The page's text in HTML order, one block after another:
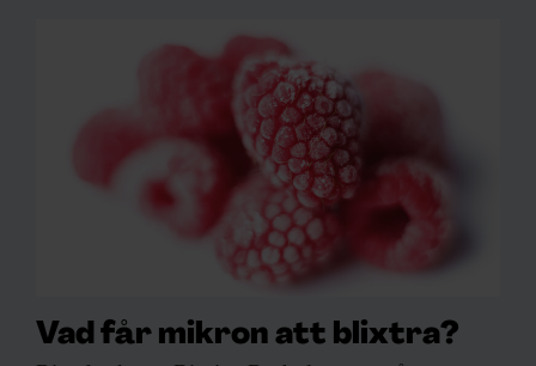
Vad får mikron att blixtra?